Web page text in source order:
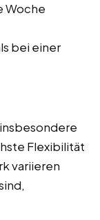
Woche
bei einer
Flexibilität
variieren